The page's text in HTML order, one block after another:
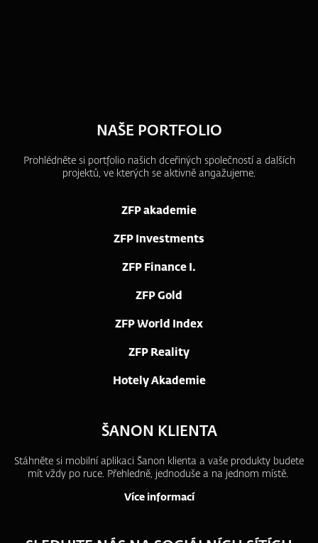
NAŠE PORTFOLIO
Prohlédněte si portfolio našich dceřiných společností a dalších
projektů, ve kterých se aktivně angažujeme.
ZFP akademie
ZFP Investments
ZFP Finance I.
ZFP Gold
ZFP World Index
ZFP Reality
Hotely Akademie
ŠANON KLIENTA
Stáhněte si mobilní aplikaci Šanon klienta a vaše produkty budete
mít vždy po ruce.
Přehledně, jednoduše a na jednom místě.
Více informací